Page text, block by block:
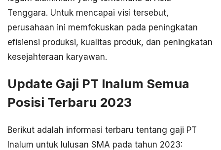
Tenggara. Untuk mencapai visi tersebut,
perusahaan ini memfokuskan pada peningkatan
efisiensi produksi, kualitas produk, dan peningkatan
kesejahteraan karyawan.
Update Gaji PT Inalum Semua
Posisi Terbaru 2023
Berikut adalah informasi terbaru tentang gaji PT
Inalum untuk lulusan SMA pada tahun 2023: